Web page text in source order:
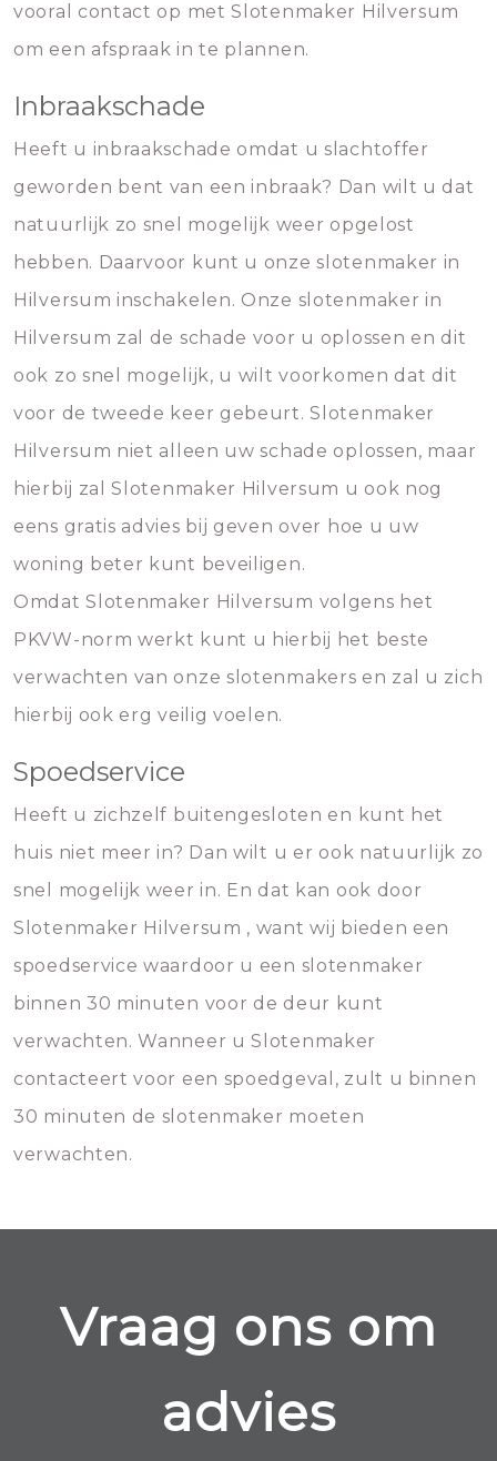
vooral contact op met Slotenmaker Hilversum
om een afspraak in te plannen.
Inbraakschade
Heeft u inbraakschade omdat u slachtoffer
geworden bent van een inbraak? Dan wilt u dat
natuurlijk zo snel mogelijk weer opgelost
hebben. Daarvoor kunt u onze slotenmaker in
Hilversum inschakelen. Onze slotenmaker in
Hilversum zal de schade voor u oplossen en dit
ook zo snel mogelijk, u wilt voorkomen dat dit
voor de tweede keer gebeurt. Slotenmaker
Hilversum niet alleen uw schade oplossen, maar
hierbij zal Slotenmaker Hilversum u ook nog
eens gratis advies bij geven over hoe u uw
woning beter kunt beveiligen.
Omdat Slotenmaker Hilversum volgens het
PKVW-norm werkt kunt u hierbij het beste
verwachten van onze slotenmakers en zal u zich
hierbij ook erg veilig voelen.
Spoedservice
Heeft u zichzelf buitengesloten en kunt het
huis niet meer in? Dan wilt u er ook natuurlijk zo
snel mogelijk weer in. En dat kan ook door
Slotenmaker Hilversum , want wij bieden een
spoedservice waardoor u een slotenmaker
binnen 30 minuten voor de deur kunt
verwachten. Wanneer u Slotenmaker
contacteert voor een spoedgeval, zult u binnen
30 minuten de slotenmaker moeten
verwachten.
Vraag ons om
advies